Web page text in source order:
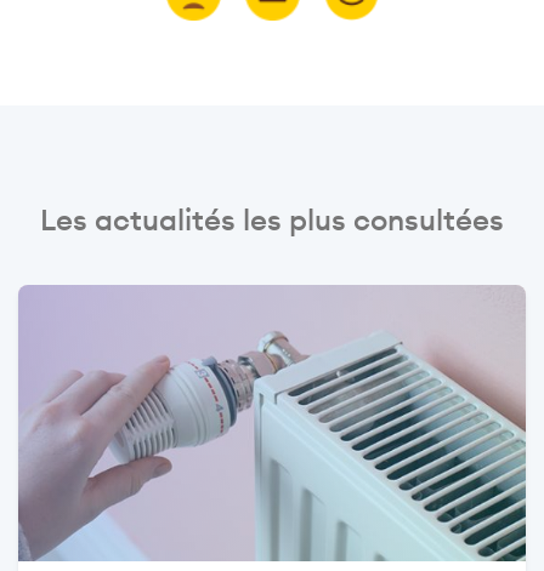
Les actualités les plus consultées
Image